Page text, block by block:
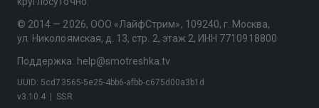
© 2014 — 2026, ООО «ЛайфСтрим», 109240, г. Москва,
ул. Николоямская, д. 13, стр. 2, этаж 2, ИНН 7710918800
Поддержка: help@smotreshka.tv
v3.10.4 SSR
UUID: 5cd73565-5e25-4bb6-afbb-c675d00a3b1d